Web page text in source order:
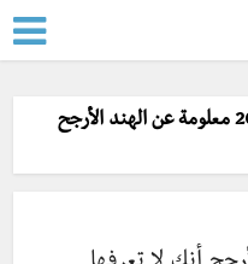
20 معلومة عن الهند الأرجح